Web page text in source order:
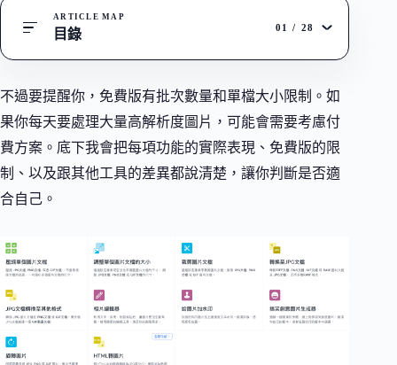
ARTICLE MAP
目錄 01 / 28
不過要提醒你，免費版有批次數量和單檔大小限制。如
果你每天要處理大量高解析度圖片，可能會需要考慮付
費方案。底下我會把每項功能的實際表現、免費版的限
制、以及跟其他工具的差異都說清楚，讓你判斷是否適
合自己。